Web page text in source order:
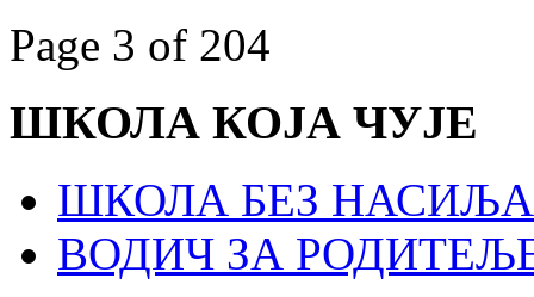
Page 3 of 204
ШКОЛА КОЈА ЧУЈЕ
ШКОЛА БЕЗ НАСИЉА
ВОДИЧ ЗА